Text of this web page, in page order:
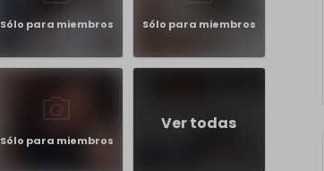
Sólo para miembros Sólo para miembros
Sólo para miembros
Ver todas